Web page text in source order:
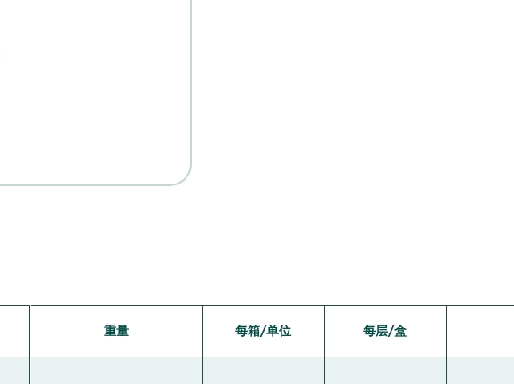
重量 每箱/单位 每层/盒